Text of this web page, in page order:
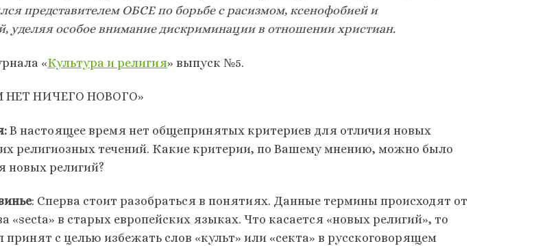
представителем ОБСЕ по борьбе с расизмом, ксенофобией и
уделяя особое внимание дискриминации в отношении христиан.
«Культура и религия» выпуск №5.
НИЧЕГО НОВОГО»
В настоящее время нет общепринятых критериев для отличия новых
религиозных течений. Какие критерии, по Вашему мнению, можно было
новых религий?
: Сперва стоит разобраться в понятиях. Данные термины происходят от
«secta» в старых европейских языках. Что касается «новых религий», то
принят с целью избежать слов «культ» или «секта» в русскоговорящем